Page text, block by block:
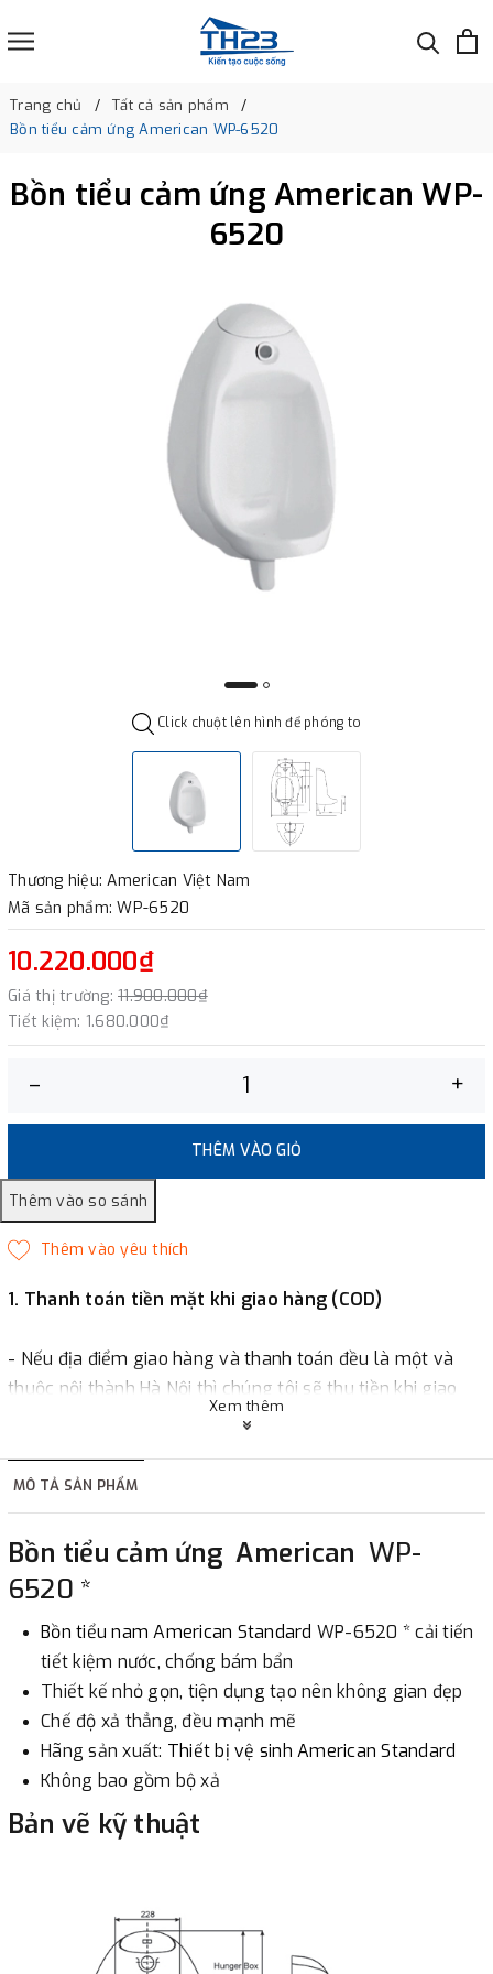
Trang chủ
Tất cả sản phẩm
Bồn tiểu cảm ứng American WP-6520
Bồn tiểu cảm ứng American WP-
6520
Click chuột lên hình để phóng to
Thương hiệu: American Việt Nam
Mã sản phẩm: WP-6520
10.220.000₫
Giá thị trường: 11.900.000₫
Tiết kiệm: 1.680.000₫
– +
THÊM VÀO GIỎ
1. Thanh toán tiền mặt khi giao hàng (COD)
- Nếu địa điểm giao hàng và thanh toán đều là một và
thuộc nội thành Hà Nội thì chúng tôi sẽ thu tiền khi giao
hàng hoặc khách hàng đặt tiền trước một phần giá trị đơn
2. Thanh toán trực tiếp tại :
-Showroom Thanh HươngĐịa chỉ : 23 phố Cát Linh,
phường Cát Linh, quận Đống Đa, Hà Nội.
3. Chuyển khoản qua ngân hàng
- Nếu địa điểm giao hàng khác với địa điểm thanh toán
hoặc với những đơn đặt hàng ngoài nội thành Hà Nội.
Chúng tôi sẽ thu tiền trước 100% giá trị hàng + phí vận
bằng phương thức chuyển khoản trước khi giao hàng.
Xem thêm
MÔ TẢ SẢN PHẨM
Bồn tiểu cảm ứng American WP-
6520 *
Bồn tiểu namAmerican Standard WP-6520 * cải tiến
tiết kiệm nước, chống bám bẩn
Thiết kế nhỏ gọn, tiện dụng tạo nên không gian đẹp
Chế độ xả thẳng, đều mạnh mẽ
Hãng sản xuất: Thiết bị vệ sinh American Standard
Không bao gồm bộ xả
Bản vẽ kỹ thuật